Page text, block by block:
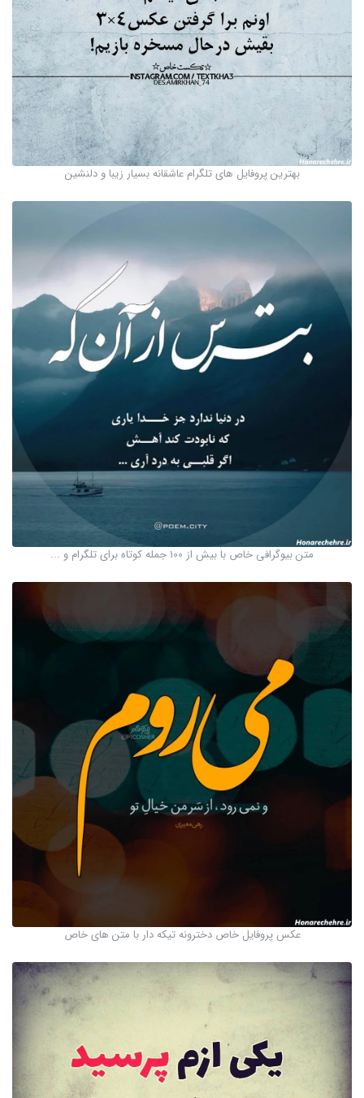
بهترین پروفایل های تلگرام عاشقانه بسیار زیبا و دلنشین
متن بیوگرافی خاص با بیش از 100 جمله کوتاه برای تلگرام و ...
عکس پروفایل خاص دخترونه تیکه دار با متن های خاص